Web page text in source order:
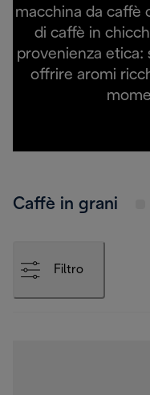
macchina da caffè
di caffè in
provenienza etica:
offrire aromi
Caffè in grani
Filtro